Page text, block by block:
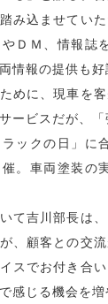
み込ませてい
ＤＭ、情報誌
情報の提供も好
めに、現車を
ービスだが、
ックの日」に
。車両塗装の
て吉川部長は
、顧客との交
スでお付き合
感じる機会を増